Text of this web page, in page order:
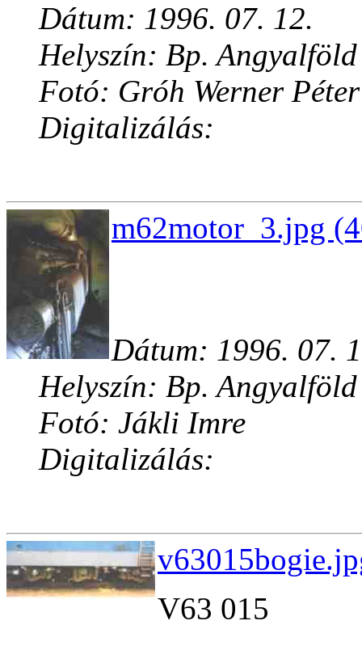
Dátum: 1996. 07. 12.
Helyszín: Bp. Angyalföld
Fotó: Gróh Werner Péter
Digitalizálás:
m62motor_3.jpg
Dátum: 1996. 07.
Helyszín: Bp. Angyalföld
Fotó: Jákli Imre
Digitalizálás:
V63 015